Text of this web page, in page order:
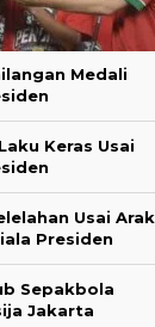
Medali
Keras Usai
Usai Arak
Presiden
Sepakbola
Jakarta